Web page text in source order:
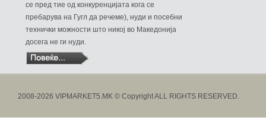
се пред тие од конкуренцијата кога се
пребарува на Гугл да речеме), нуди и посебни
технички можности што никој во Македонија
досега не ги нуди.
2008-2026 VIPMARKET5.MK © Copyright ALL RIGHTS RESERVED.